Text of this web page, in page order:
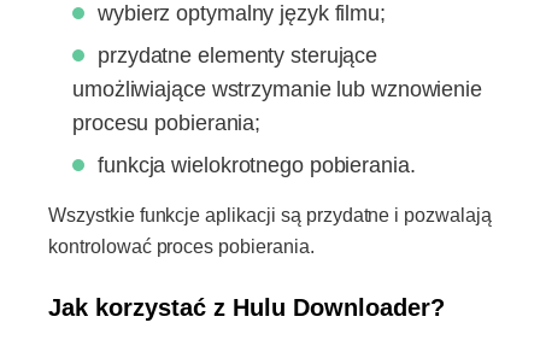
wybierz optymalny język filmu;
przydatne elementy sterujące
umożliwiające wstrzymanie lub wznowienie
procesu pobierania;
funkcja wielokrotnego pobierania.
Wszystkie funkcje aplikacji są przydatne i pozwalają
kontrolować proces pobierania.
Jak korzystać z Hulu Downloader?